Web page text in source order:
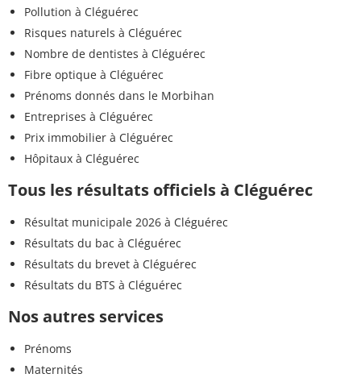
Pollution à Cléguérec
Risques naturels à Cléguérec
Nombre de dentistes à Cléguérec
Fibre optique à Cléguérec
Prénoms donnés dans le Morbihan
Entreprises à Cléguérec
Prix immobilier à Cléguérec
Hôpitaux à Cléguérec
Tous les résultats officiels à Cléguérec
Résultat municipale 2026 à Cléguérec
Résultats du bac à Cléguérec
Résultats du brevet à Cléguérec
Résultats du BTS à Cléguérec
Nos autres services
Prénoms
Maternités